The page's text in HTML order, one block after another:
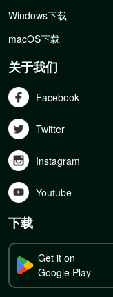
Windows下载
macOS下载
关于我们
Facebook
Twitter
Instagram
Youtube
下载
Get it on
Google Play